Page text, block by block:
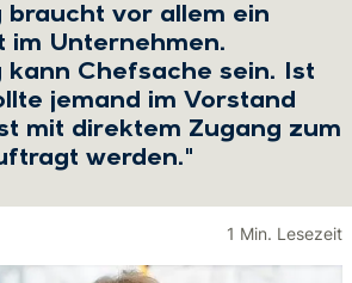
braucht vor allem ein
im Unternehmen.
kann Chefsache sein. Ist
jemand im Vorstand
mit direktem Zugang zum
werden."
1 Min. Lesezeit